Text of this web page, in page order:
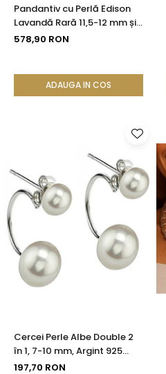
Pandantiv cu Perlă Edison
Lavandă Rară 11,5-12 mm și
Aur 14K (aur 585) |
578,90 RON
ADAUGA IN COS
Cercei Perle Albe Double 2
în 1, 7-10 mm, Argint 925
Placat cu Platină |
197,70 RON